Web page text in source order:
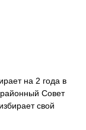
на 2 года в
районный Совет
свой